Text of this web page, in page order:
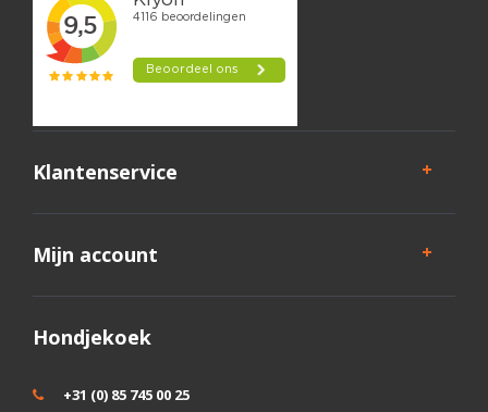
Klantenservice
Mijn account
Hondjekoek
+31 (0) 85 745 00 25